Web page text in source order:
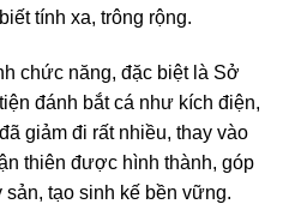
tính xa, trông rộng.
chức năng, đặc biệt là Sở
đánh bắt cá như kích điện,
giảm đi rất nhiều, thay vào
thiên được hình thành, góp
tạo sinh kế bền vững.